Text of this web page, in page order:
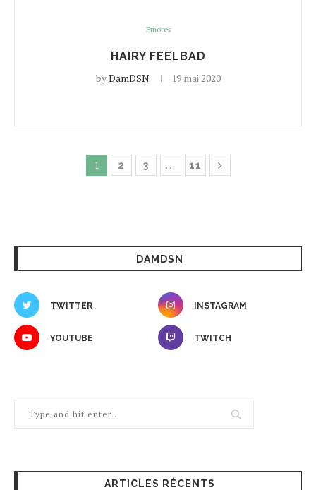
Emotes
HAIRY FEELBAD
byDamDSN 19 mai 2020
1 2 3 … 11
DAMDSN
TWITTER INSTAGRAM
YOUTUBE TWITCH
ARTICLES RÉCENTS